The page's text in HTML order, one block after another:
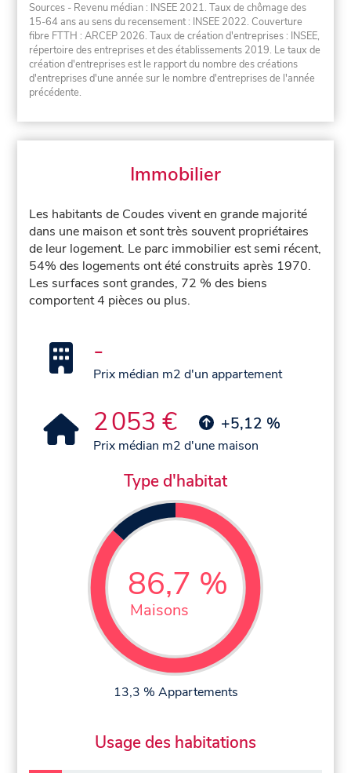
Sources - Revenu médian : INSEE 2021. Taux de chômage des
15-64 ans au sens du recensement : INSEE 2022. Couverture
fibre FTTH : ARCEP 2026. Taux de création d'entreprises : INSEE,
répertoire des entreprises et des établissements 2019. Le taux de
création d'entreprises est le rapport du nombre des créations
d'entreprises d'une année sur le nombre d'entreprises de l'année
précédente.
Immobilier
Les habitants de Coudes vivent en grande majorité
dans une maison et sont très souvent propriétaires
de leur logement. Le parc immobilier est semi récent,
54% des logements ont été construits après 1970.
Les surfaces sont grandes, 72 % des biens
comportent 4 pièces ou plus.
-
Prix médian m2 d'un appartement
2 053 € +5,12 %
Prix médian m2 d'une maison
Type d'habitat
86,7 %
Maisons
13,3 % Appartements
Usage des habitations